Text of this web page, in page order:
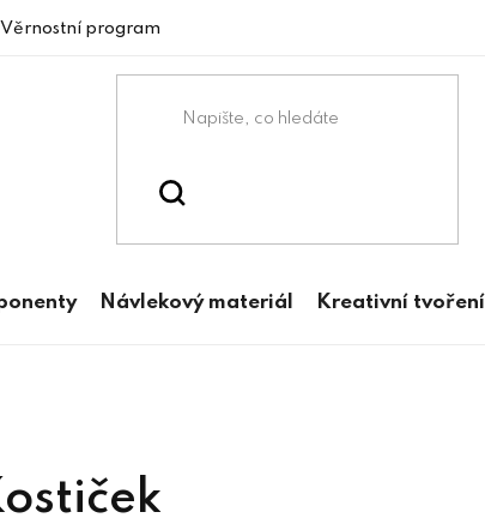
Věrnostní program
Návlekový materiál Kreativní tvoření